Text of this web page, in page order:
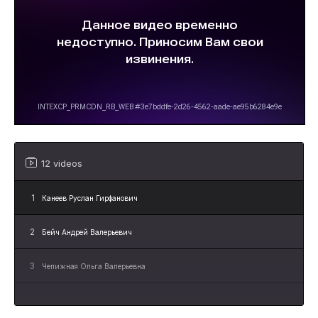
12 videos
1 Канеев Руслан Гирфанович
2 Бейч Андрей Валерьевич
3 Чепижная Ольга Валерьевна